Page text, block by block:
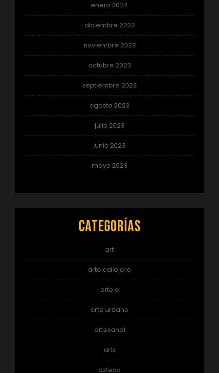
enero 2024
diciembre 2023
noviembre 2023
octubre 2023
septiembre 2023
agosto 2023
julio 2023
junio 2023
mayo 2023
Categorías
art
arte callejero
arte e
arte urbano
artesanal
arts
azteca